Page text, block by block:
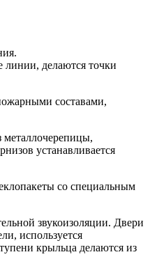
делаются точки
составами,
устанавливается
со специальным
звукоизоляции. Двери
используется
крыльца делаются из